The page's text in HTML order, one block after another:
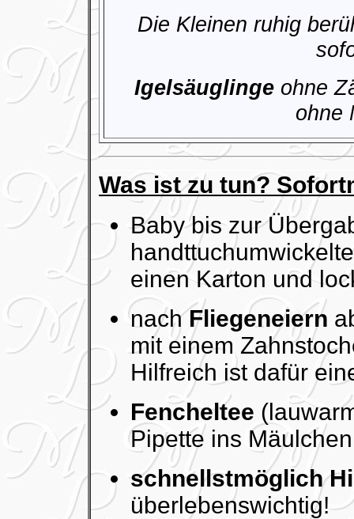
Die Kleinen ruhig
Igelsäuglinge ohne
ohne
Was ist zu tun?
Baby bis zur
einen Karton und
nachFliegeneiern
mit einem
Hilfreich ist dafür
Fencheltee
Pipette ins
schnellstmöglich
überlebenswichtig!